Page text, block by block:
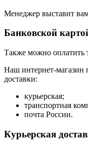
Менеджер выставит
Банковской
Также можно оплатить
Наш интернет-магазин
доставки:
курьерская;
транспортная
почта России.
Курьерская